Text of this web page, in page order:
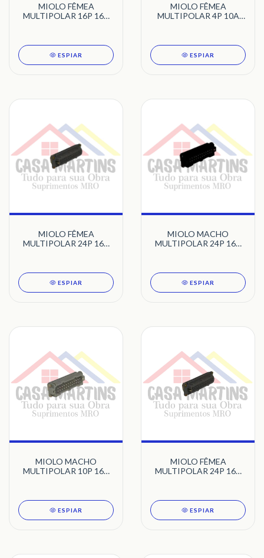
MIOLO FÊMEA
MULTIPOLAR 16P 16A
ESPIAR
MIOLO FÊMEA
MULTIPOLAR 4P 10A
ESPIAR
MIOLO FÊMEA
MULTIPOLAR 24P 16A
ESPIAR
MIOLO MACHO
MULTIPOLAR 24P 16A
ESPIAR
MIOLO MACHO
MULTIPOLAR 10P 16A
ESPIAR
MIOLO FÊMEA
MULTIPOLAR 24P 16A
ESPIAR